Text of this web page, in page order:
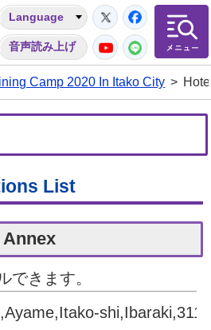
来市
Language
音声読み上げ
Twitter
YouTube
LINE
Camp 2020 In Itako City >
List
きます。